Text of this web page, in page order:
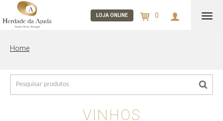
LOJA ONLINE 0
Home
VINHOS